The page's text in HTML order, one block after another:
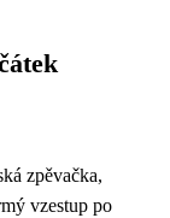
zpěvačka,
vzestup po